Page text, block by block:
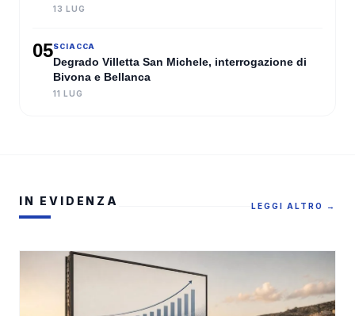
13 LUG
05SCIACCA
Degrado Villetta San Michele, interrogazione di
Bivona e Bellanca
11 LUG
IN EVIDENZA LEGGI ALTRO →